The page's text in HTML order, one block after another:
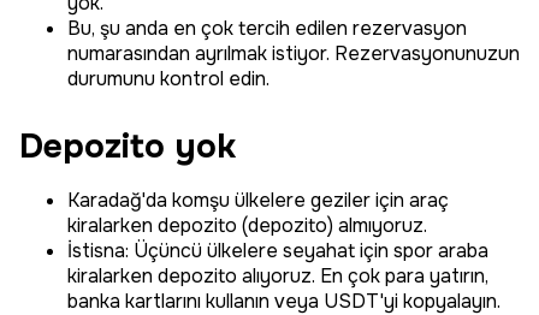
Bu, şu anda en çok tercih edilen rezervasyon
numarasından ayrılmak istiyor. Rezervasyonunuzun
durumunu kontrol edin.
Depozito yok
Karadağ'da komşu ülkelere geziler için araç
kiralarken depozito (depozito) almıyoruz.
İstisna: Üçüncü ülkelere seyahat için spor araba
kiralarken depozito alıyoruz. En çok para yatırın,
banka kartlarını kullanın veya USDT'yi kopyalayın.